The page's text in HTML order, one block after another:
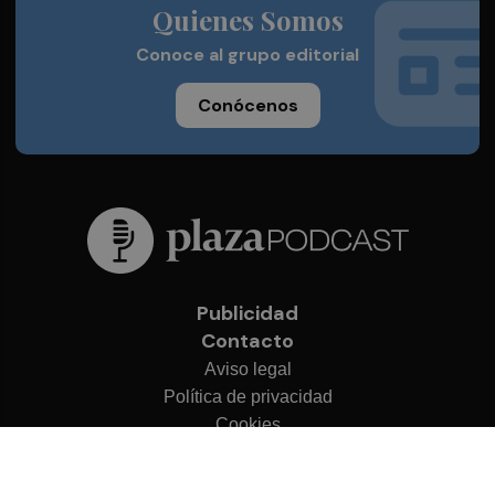
Quienes Somos
Conoce al grupo editorial
Conócenos
Publicidad
Contacto
Aviso legal
Política de privacidad
Cookies